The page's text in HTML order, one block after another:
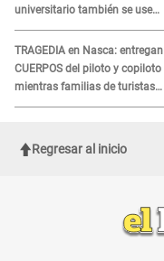
universitario también se use
sábados, domingos y feriados
TRAGEDIA en Nasca: entregan
CUERPOS del piloto y copiloto
mientras familias de turistas
esperan identificación
Regresar al inicio